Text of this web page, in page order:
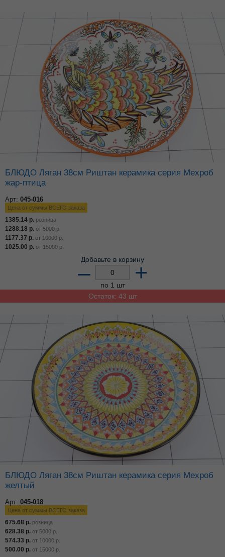
БЛЮДО Ляган 38см Риштан керамика серия Мехроб
жар-птица
Арт: 045-016
Цена от суммы ВСЕГО заказа
1385.14 р. розница
1288.18 р. от 5000 р.
1177.37 р. от 10000 р.
1025.00 р. от 15000 р.
Добавьте в корзину
– +
по 1 шт
Остаток: 43 шт
БЛЮДО Ляган 38см Риштан керамика серия Мехроб
желтый
Арт: 045-018
Цена от суммы ВСЕГО заказа
675.68 р. розница
628.38 р. от 5000 р.
574.33 р. от 10000 р.
500.00 р. от 15000 р.